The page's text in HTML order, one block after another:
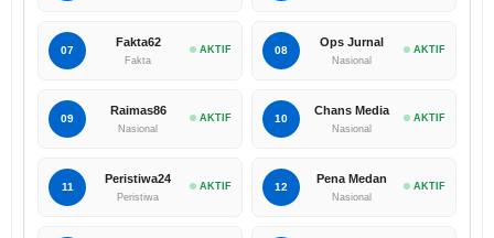
07
Fakta62
Fakta
AKTIF 08
Ops Jurnal
Nasional
AKTIF
09
Raimas86
Nasional
AKTIF 10
Chans Media
Nasional
AKTIF
11
Peristiwa24
Peristiwa
AKTIF 12
Pena Medan
Nasional
AKTIF